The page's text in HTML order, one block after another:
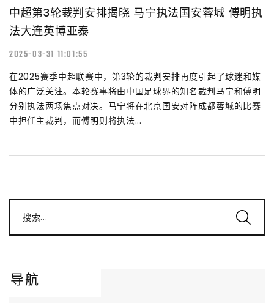
中超第3轮裁判安排揭晓 马宁执法国安蓉城 傅明执
法大连英博亚泰
2025-03-31 11:01:55
在2025赛季中超联赛中，第3轮的裁判安排再度引起了球迷和媒
体的广泛关注。本轮赛事将由中国足球界的知名裁判马宁和傅明
分别执法两场焦点对决。马宁将在北京国安对阵成都蓉城的比赛
中担任主裁判，而傅明则将执法...
搜索...
导航